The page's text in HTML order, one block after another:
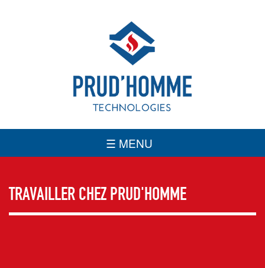
☰ MENU
TRAVAILLER CHEZ PRUD'HOMME